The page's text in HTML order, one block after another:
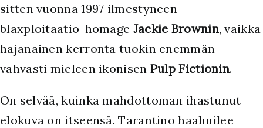
sitten vuonna 1997 ilmestyneen
blaxploitaatio-homage Jackie Brownin, vaikka
hajanainen kerronta tuokin enemmän
vahvasti mieleen ikonisen Pulp Fictionin.
On selvää, kuinka mahdottoman ihastunut
elokuva on itseensä. Tarantino haahuilee